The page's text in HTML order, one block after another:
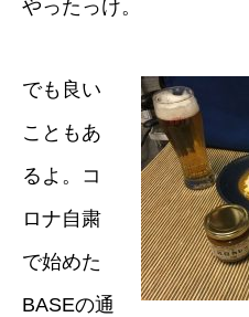
やったっけ。
でも良い
こともあ
るよ。コ
ロナ自粛
で始めた
BASEの通